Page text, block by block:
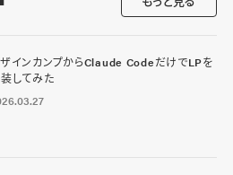
インカンプからClaude CodeだけでLPを
してみた